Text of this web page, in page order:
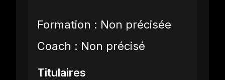
Formation : Non précisée
Coach : Non précisé
Titulaires